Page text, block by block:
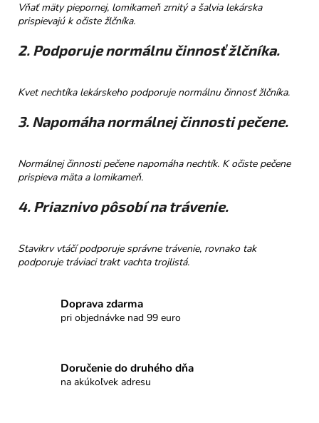
Vňať mäty piepornej, lomikameň zrnitý a šalvia lekárska
prispievajú k očiste žlčníka.
2. Podporuje normálnu činnosť žlčníka.
Kvet nechtíka lekárskeho podporuje normálnu činnosť žlčníka.
3. Napomáha normálnej činnosti pečene.
Normálnej činnosti pečene napomáha nechtík. K očiste pečene
prispieva mäta a lomikameň.
4. Priaznivo pôsobí na trávenie.
Stavikrv vtáčí podporuje správne trávenie, rovnako tak
podporuje tráviaci trakt vachta trojlistá.
Doprava zdarma
pri objednávke nad 99 euro
Doručenie do druhého dňa
na akúkoľvek adresu